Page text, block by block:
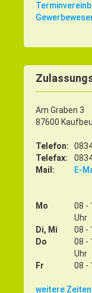
Am Graben 3
87600
Telefon:
Telefax:
Mail:
E-
Mo
08 -
Uhr
Di, Mi
08 -
Do
08 -
Uhr
Fr
08 -
weitere